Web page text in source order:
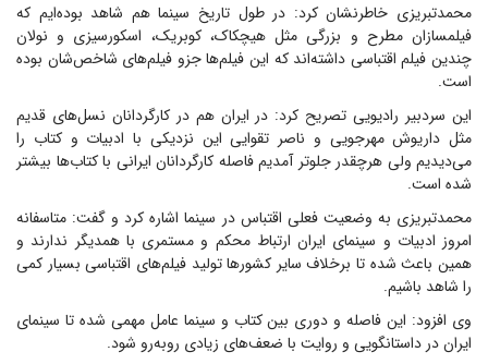
محمدتبریزی خاطرنشان کرد: در طول تاریخ سینما هم شاهد بوده‌ایم که
فیلمسازان مطرح و بزرگی مثل هیچکاک، کوبریک، اسکورسیزی و نولان
چندین فیلم اقتباسی داشته‌اند که این فیلم‌ها جزو فیلم‌های شاخص‌شان بوده
است.
این سردبیر رادیویی تصریح کرد: در ایران هم در کارگردانان نسل‌های قدیم
مثل داریوش مهرجویی و ناصر تقوایی این نزدیکی با ادبیات و کتاب را
می‌دیدیم ولی هرچقدر جلوتر آمدیم فاصله کارگردانان ایرانی با کتاب‌ها بیشتر
شده است.
محمدتبریزی به وضعیت فعلی اقتباس در سینما اشاره کرد و گفت: متاسفانه
امروز ادبیات و سینمای ایران ارتباط محکم و مستمری با همدیگر ندارند و
همین باعث شده تا برخلاف سایر کشور‌ها تولید فیلم‌های اقتباسی بسیار کمی
را شاهد باشیم.
وی افزود: این فاصله و دوری بین کتاب و سینما عامل مهمی شده تا سینمای
ایران در داستانگویی و روایت با ضعف‌های زیادی روبه‌رو شود.